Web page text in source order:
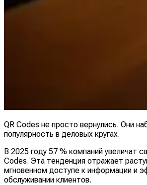
QR Codes не просто вернулись. Они
популярность в деловых кругах.
В 2025 году 57 % компаний увеличат
Codes. Эта тенденция отражает
мгновенном доступе к информации и
обслуживании клиентов.